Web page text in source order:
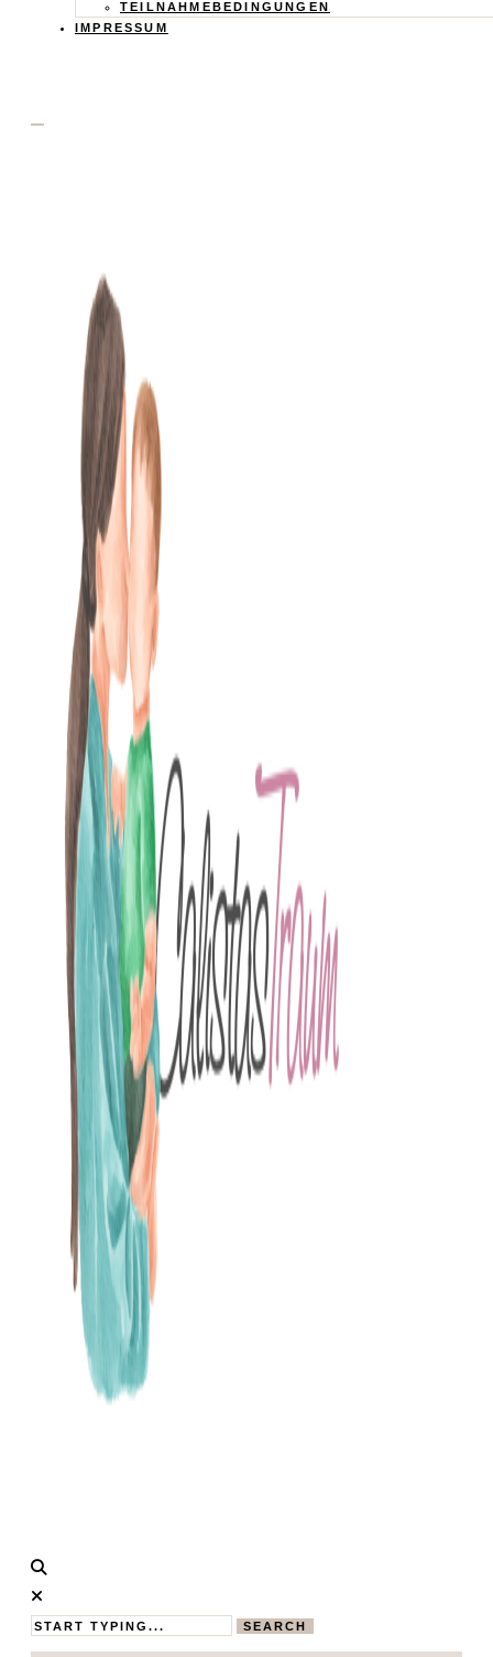
TEILNAHMEBEDINGUNGEN
IMPRESSUM
Calistas
Traum
MAMABLOG
SEARCH